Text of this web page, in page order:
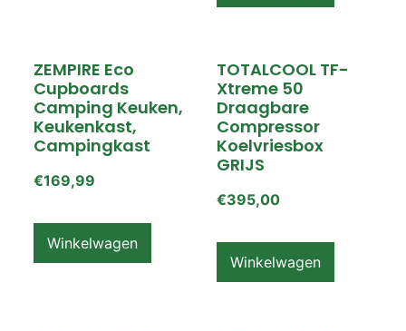
ZEMPIRE Eco
Cupboards
Camping Keuken,
Keukenkast,
Campingkast
€169,99
Winkelwagen
TOTALCOOL TF-
Xtreme 50
Draagbare
Compressor
Koelvriesbox
GRIJS
€395,00
Winkelwagen